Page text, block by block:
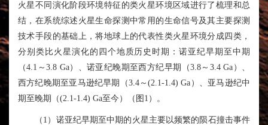
火星不同演化阶段环境特征的类火星环境区域进行了梳理和总
结，在系统综述火星生命探测中常用的生命信号及其主要探测
技术手段的基础上，将地球上的代表性类火星环境分成四类，
分别类比火星演化的四个地质历史时期：诺亚纪早期至中期
（4.1～3.8 Ga）、诺亚纪晚期至西方纪早期（3.8～3.4 Ga ）、
西方纪晚期至亚马逊纪早期（3.4～(2.1-1.4) Ga ）、亚马逊纪中
期至晚期（(2.1-1.4) Ga至今）（图 1 ）。
（ 1 ）诺亚纪早期至中期的火星主要以频繁的陨石撞击事件